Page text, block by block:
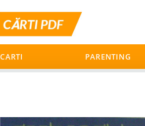
CARTI PARENTING